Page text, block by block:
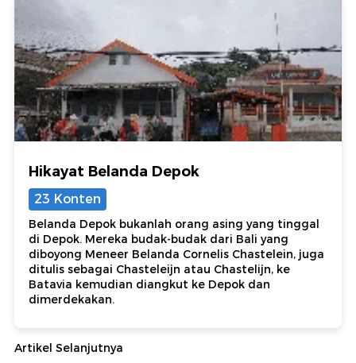
Hikayat Belanda Depok
23 Konten
Belanda Depok bukanlah orang asing yang tinggal
di Depok. Mereka budak-budak dari Bali yang
diboyong Meneer Belanda Cornelis Chastelein, juga
ditulis sebagai Chasteleijn atau Chastelijn, ke
Batavia kemudian diangkut ke Depok dan
dimerdekakan.
Artikel Selanjutnya